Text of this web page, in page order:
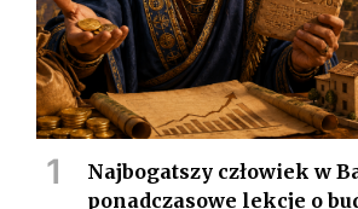
Najbogatszy człowiek w
ponadczasowe lekcje o